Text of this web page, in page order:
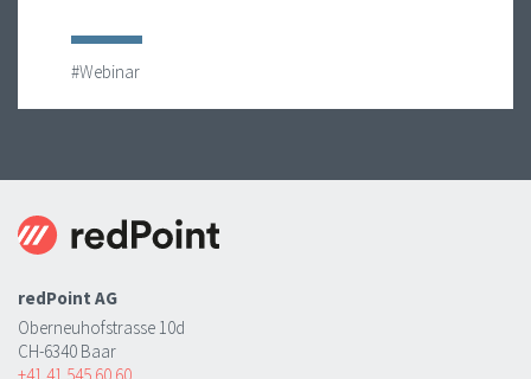
#Webinar
redPoint AG
Oberneuhofstrasse 10d
CH-6340 Baar